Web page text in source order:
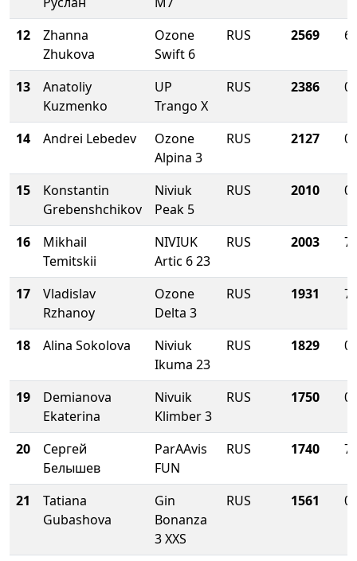
12
Zhanna
Zhukova
Ozone
Swift 6
RUS 2569
13
Anatoliy
Kuzmenko
UP
Trango X
RUS 2386
14 Andrei Lebedev
Ozone
Alpina 3
RUS 2127
15
Konstantin
Grebenshchikov
Niviuk
Peak 5
RUS 2010
16
Mikhail
Temitskii
NIVIUK
Artic 6 23
RUS 2003
17
Vladislav
Rzhanoy
Ozone
Delta 3
RUS 1931
18 Alina Sokolova
Niviuk
Ikuma 23
RUS 1829
19
Demianova
Ekaterina
Nivuik
Klimber 3
RUS 1750
20
Сергей
Белышев
ParAAvis
FUN
RUS 1740
21
Tatiana
Gubashova
Gin
Bonanza
3 XXS
RUS 1561